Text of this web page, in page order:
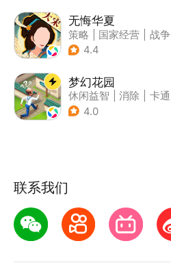
无悔华夏
策略 国家经营
战争
| 中国风
4.4
梦幻花园
休闲益智 消除
卡通
| 创梦天地
4.0
联系我们